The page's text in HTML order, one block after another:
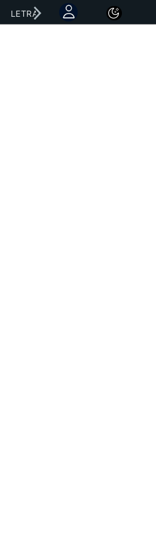
LETRAS NOTICIAS